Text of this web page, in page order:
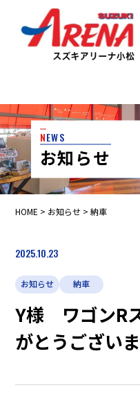
NEWS
お知らせ
HOME > お知らせ > 納車
2025.10.23
お知らせ 納車
Y様 ワゴンR
がとうござい